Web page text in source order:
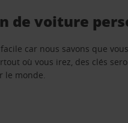
de voiture
car nous savons que
où vous irez, des clés
le monde.